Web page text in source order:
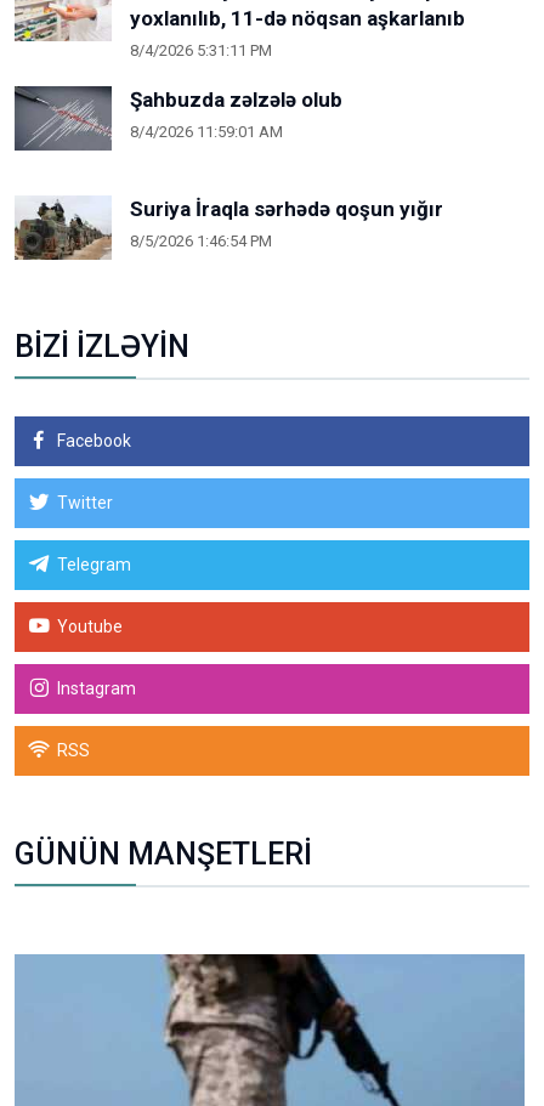
yoxlanılıb, 11-də nöqsan aşkarlanıb
8/4/2026 5:31:11 PM
Şahbuzda zəlzələ olub
8/4/2026 11:59:01 AM
Suriya İraqla sərhədə qoşun yığır
8/5/2026 1:46:54 PM
BİZİ İZLƏYİN
Facebook
Twitter
Telegram
Youtube
Instagram
RSS
GÜNÜN MANŞETLERİ